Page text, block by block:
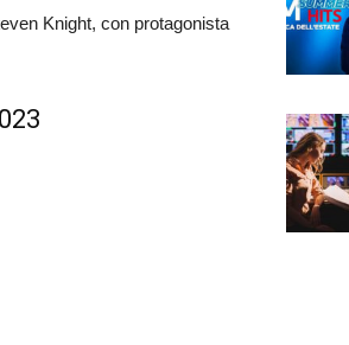
Knight, con protagonista